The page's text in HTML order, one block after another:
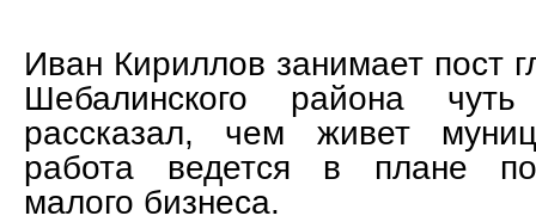
Иван Кириллов занимает пост
Шебалинского района
рассказал, чем живет
работа ведется в плане
малого бизнеса.